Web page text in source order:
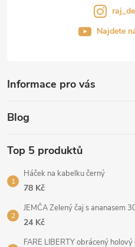
Informace pro vás
Blog
Top 5 produktů
Háček na kabelku černý
78 Kč
JEMČA Zelený čaj s ananasem
24 Kč
FARE LIBERTY obrácený
Najdete